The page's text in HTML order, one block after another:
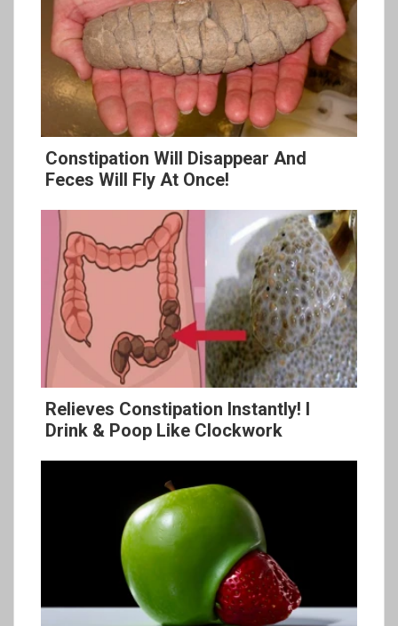
Constipation Will Disappear And
Feces Will Fly At Once!
Relieves Constipation Instantly! I
Drink & Poop Like Clockwork